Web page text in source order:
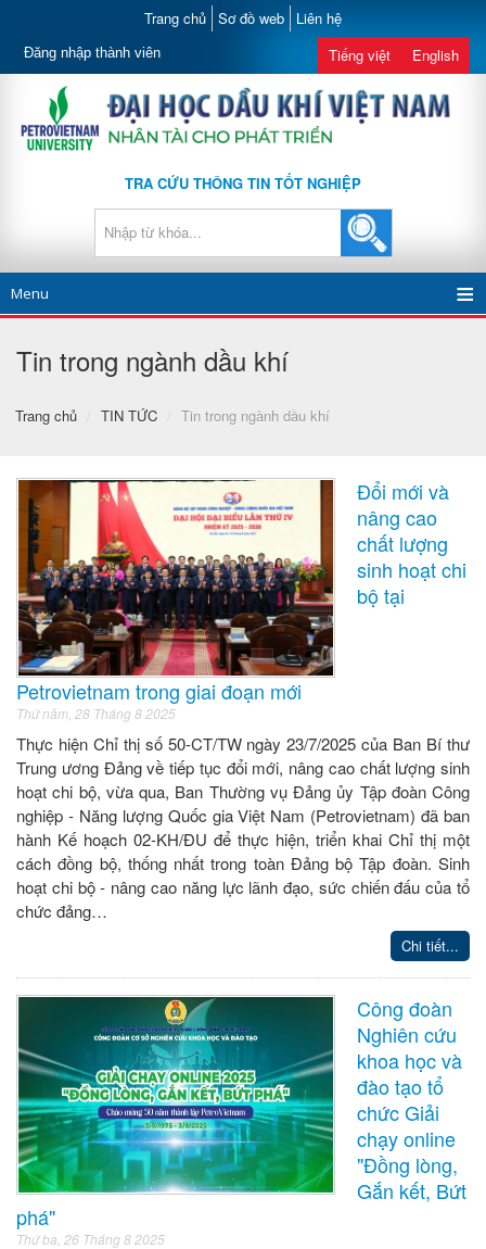
Trang chủ Sơ đồ web Liên hệ
Đăng nhập thành viên Tiếng việt English
TRA CỨU THÔNG TIN TỐT NGHIỆP
Menu
Tin trong ngành dầu khí
Trang chủ / TIN TỨC / Tin trong ngành dầu khí
Đổi mới và
nâng cao
chất lượng
sinh hoạt chi
bộ tại
Petrovietnam trong giai đoạn mới
Thứ năm, 28 Tháng 8 2025
Thực hiện Chỉ thị số 50-CT/TW ngày 23/7/2025 của Ban Bí thư
Trung ương Đảng về tiếp tục đổi mới, nâng cao chất lượng sinh
hoạt chi bộ, vừa qua, Ban Thường vụ Đảng ủy Tập đoàn Công
nghiệp - Năng lượng Quốc gia Việt Nam (Petrovietnam) đã ban
hành Kế hoạch 02-KH/ĐU để thực hiện, triển khai Chỉ thị một
cách đồng bộ, thống nhất trong toàn Đảng bộ Tập đoàn. Sinh
hoạt chi bộ - nâng cao năng lực lãnh đạo, sức chiến đấu của tổ
chức đảng…
Chi tiết...
Công đoàn
Nghiên cứu
khoa học và
đào tạo tổ
chức Giải
chạy online
"Đồng lòng,
Gắn kết, Bứt
phá"
Thứ ba, 26 Tháng 8 2025